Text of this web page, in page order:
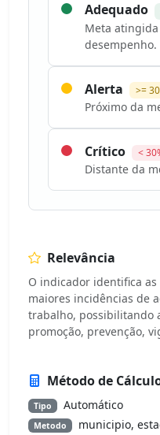
Adequado
Meta
desempenho.
Alerta >=
Próximo da
Crítico <
Distante da
Relevância
O indicador identifica
maiores incidências de
trabalho, possibilitando
promoção, prevenção,
Método de
Tipo Automático
Metodo municipio,